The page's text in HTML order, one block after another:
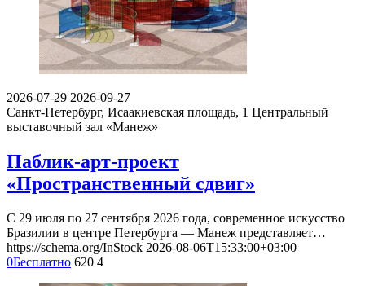
2026-07-29 2026-09-27
Санкт-Петербург, Исаакиевская площадь, 1 Центральный
выставочный зал «Манеж»
Паблик-арт-проект
«Пространственный сдвиг»
С 29 июля по 27 сентября 2026 года, современное искусство
Бразилии в центре Петербурга — Манеж представляет…
https://schema.org/InStock 2026-08-06T15:33:00+03:00
0Бесплатно 620 4